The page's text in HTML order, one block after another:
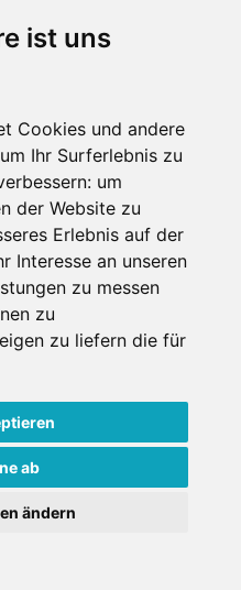
ist uns
Cookies und andere
Ihr Surferlebnis zu
um
der Website zu
Erlebnis auf der
Interesse an unseren
zu messen
zu
zu liefern die für
ab
ändern
BUCHEN
SKI APP
iOS und Android - Ein